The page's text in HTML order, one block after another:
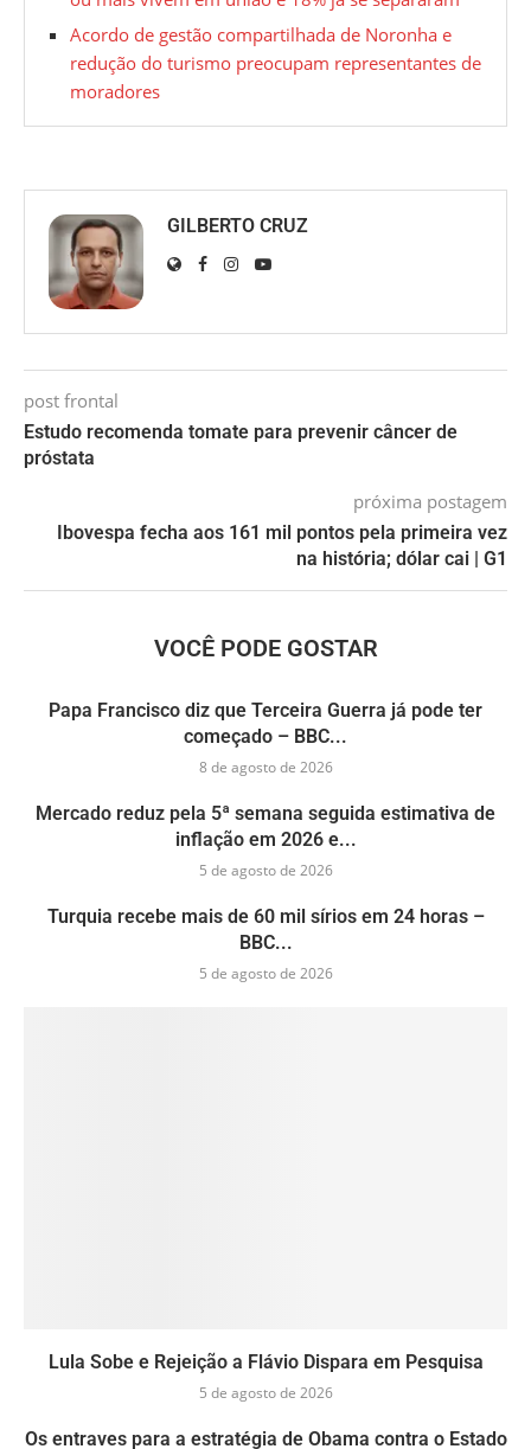
Acordo de gestão compartilhada de Noronha e
redução do turismo preocupam representantes de
moradores
GILBERTO CRUZ
post frontal
Estudo recomenda tomate para prevenir câncer de
próstata
próxima postagem
Ibovespa fecha aos 161 mil pontos pela primeira vez
na história; dólar cai | G1
VOCÊ PODE GOSTAR
Papa Francisco diz que Terceira Guerra já pode ter
começado – BBC...
8 de agosto de 2026
Mercado reduz pela 5ª semana seguida estimativa de
inflação em 2026 e...
5 de agosto de 2026
Turquia recebe mais de 60 mil sírios em 24 horas –
BBC...
5 de agosto de 2026
Lula Sobe e Rejeição a Flávio Dispara em Pesquisa
5 de agosto de 2026
Os entraves para a estratégia de Obama contra o Estado